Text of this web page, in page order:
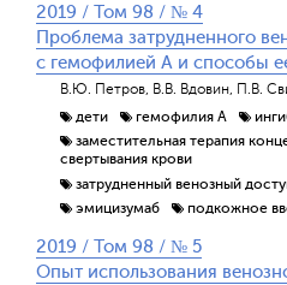
2019 / Том 98 / № 4
Проблема затрудненного
с гемофилией А и способы
В.Ю. Петров, В.В. Вдовин, П.В.
дети
гемофилия А
заместительная терапия
свертывания крови
затрудненный венозный
эмицизумаб
подкожное
2019 / Том 98 / № 5
Опыт использования